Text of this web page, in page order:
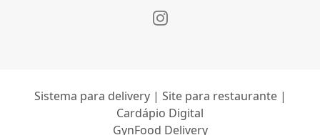
Sistema para delivery | Site para restaurante |
Cardápio Digital
GynFood Delivery